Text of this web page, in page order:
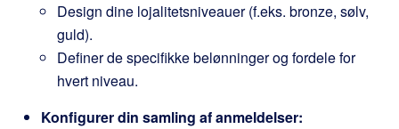
Design dine lojalitetsniveauer (f.eks. bronze, sølv,
guld).
Definer de specifikke belønninger og fordele for
hvert niveau.
Konfigurer din samling af anmeldelser: